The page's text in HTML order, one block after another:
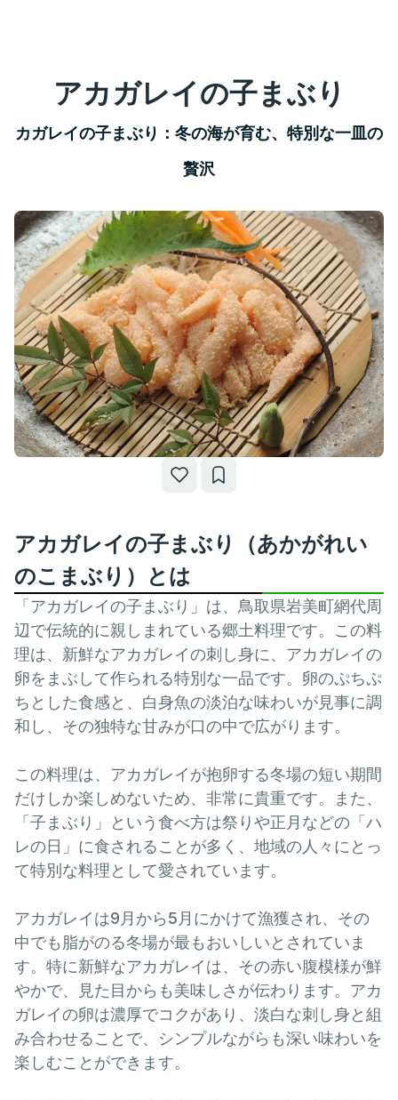
アカガレイの子まぶり
カガレイの子まぶり：冬の海が育む、特別な一皿の
贅沢
アカガレイの子まぶり（あかがれい
のこまぶり）とは
「アカガレイの子まぶり」は、鳥取県岩美町網代周
辺で伝統的に親しまれている郷土料理です。この料
理は、新鮮なアカガレイの刺し身に、アカガレイの
卵をまぶして作られる特別な一品です。卵のぷちぷ
ちとした食感と、白身魚の淡泊な味わいが見事に調
和し、その独特な甘みが口の中で広がります。
この料理は、アカガレイが抱卵する冬場の短い期間
だけしか楽しめないため、非常に貴重です。また、
「子まぶり」という食べ方は祭りや正月などの「ハ
レの日」に食されることが多く、地域の人々にとっ
て特別な料理として愛されています。
アカガレイは9月から5月にかけて漁獲され、その
中でも脂がのる冬場が最もおいしいとされていま
す。特に新鮮なアカガレイは、その赤い腹模様が鮮
やかで、見た目からも美味しさが伝わります。アカ
ガレイの卵は濃厚でコクがあり、淡白な刺し身と組
み合わせることで、シンプルながらも深い味わいを
楽しむことができます。